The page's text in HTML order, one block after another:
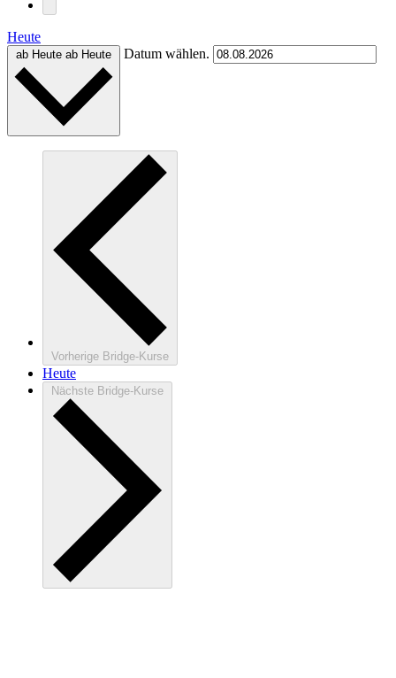
Heute
ab Heute ab Heute Datum wählen.
Vorherige Bridge-Kurse
Heute
Nächste Bridge-Kurse